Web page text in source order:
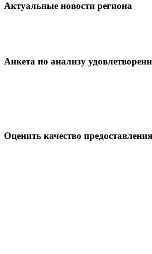
Актуальные новости региона
Анкета по анализу
Оценить качество